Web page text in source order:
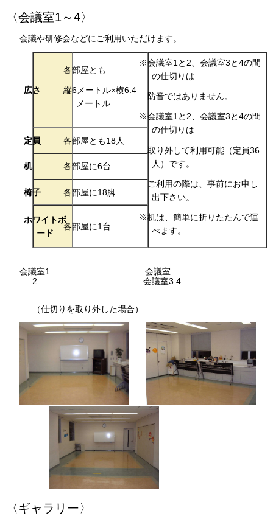
〈会議室1～4〉
会議や研修会などにご利用いただけます。
広さ
各部屋とも
縦6メートル×横6.4
メートル
※会議室1と2、会議室3と4の間
の仕切りは
防音ではありません。
※会議室1と2、会議室3と4の間
の仕切りは
取り外して利用可能（定員36
人）です。
ご利用の際は、事前にお申し
出下さい。
※机は、簡単に折りたたんで運
べます。
定員 各部屋とも18人
机 各部屋に6台
椅子 各部屋に18脚
ホワイトボ
ード
各部屋に1台
会議室1 会議室
2 会議室3.4
（仕切りを取り外した場合）
〈ギャラリー〉